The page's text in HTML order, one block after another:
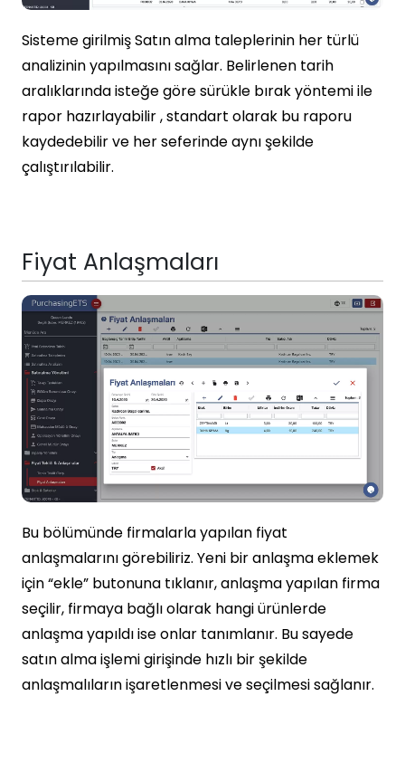
Sisteme girilmiş Satın alma taleplerinin her türlü
analizinin yapılmasını sağlar. Belirlenen tarih
aralıklarında isteğe göre sürükle bırak yöntemi ile
rapor hazırlayabilir , standart olarak bu raporu
kaydedebilir ve her seferinde aynı şekilde
çalıştırılabilir.
Fiyat Anlaşmaları
Bu bölümünde firmalarla yapılan fiyat
anlaşmalarını görebiliriz. Yeni bir anlaşma eklemek
için “ekle” butonuna tıklanır, anlaşma yapılan firma
seçilir, firmaya bağlı olarak hangi ürünlerde
anlaşma yapıldı ise onlar tanımlanır. Bu sayede
satın alma işlemi girişinde hızlı bir şekilde
anlaşmalıların işaretlenmesi ve seçilmesi sağlanır.